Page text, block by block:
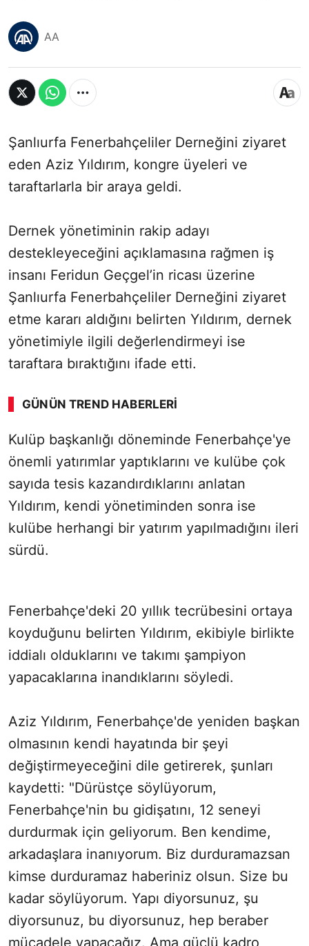
AA
Şanlıurfa Fenerbahçeliler Derneğini ziyaret
eden Aziz Yıldırım, kongre üyeleri ve
taraftarlarla bir araya geldi.
Dernek yönetiminin rakip adayı
destekleyeceğini açıklamasına rağmen iş
insanı Feridun Geçgel’in ricası üzerine
Şanlıurfa Fenerbahçeliler Derneğini ziyaret
etme kararı aldığını belirten Yıldırım, dernek
yönetimiyle ilgili değerlendirmeyi ise
taraftara bıraktığını ifade etti.
GÜNÜN TREND HABERLERI
00:02 / 02:14
Sesi Aç
Kulüp başkanlığı döneminde Fenerbahçe'ye
önemli yatırımlar yaptıklarını ve kulübe çok
sayıda tesis kazandırdıklarını anlatan
Yıldırım, kendi yönetiminden sonra ise
kulübe herhangi bir yatırım yapılmadığını ileri
sürdü.
Fenerbahçe'deki 20 yıllık tecrübesini ortaya
koyduğunu belirten Yıldırım, ekibiyle birlikte
iddialı olduklarını ve takımı şampiyon
yapacaklarına inandıklarını söyledi.
Aziz Yıldırım, Fenerbahçe'de yeniden başkan
olmasının kendi hayatında bir şeyi
değiştirmeyeceğini dile getirerek, şunları
kaydetti: "Dürüstçe söylüyorum,
Fenerbahçe'nin bu gidişatını, 12 seneyi
durdurmak için geliyorum. Ben kendime,
arkadaşlara inanıyorum. Biz durduramazsan
kimse durduramaz haberiniz olsun. Size bu
kadar söylüyorum. Yapı diyorsunuz, şu
diyorsunuz, bu diyorsunuz, hep beraber
mücadele yapacağız. Ama güçlü kadro,